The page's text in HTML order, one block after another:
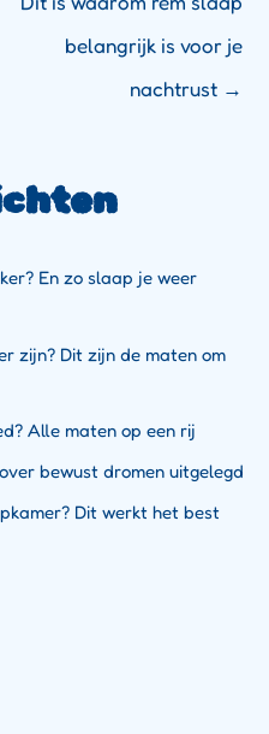
belangrijk is voor je
nachtrust →
En zo slaap je weer
zijn? Dit zijn de maten om
Alle maten op een rij
bewust dromen uitgelegd
Dit werkt het best